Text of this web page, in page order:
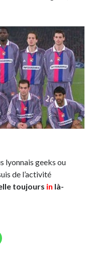
lyonnais geeks ou
de l’activité
toujours in là-